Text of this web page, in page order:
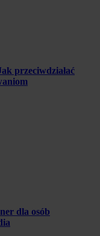
przeciwdziałać
dla osób